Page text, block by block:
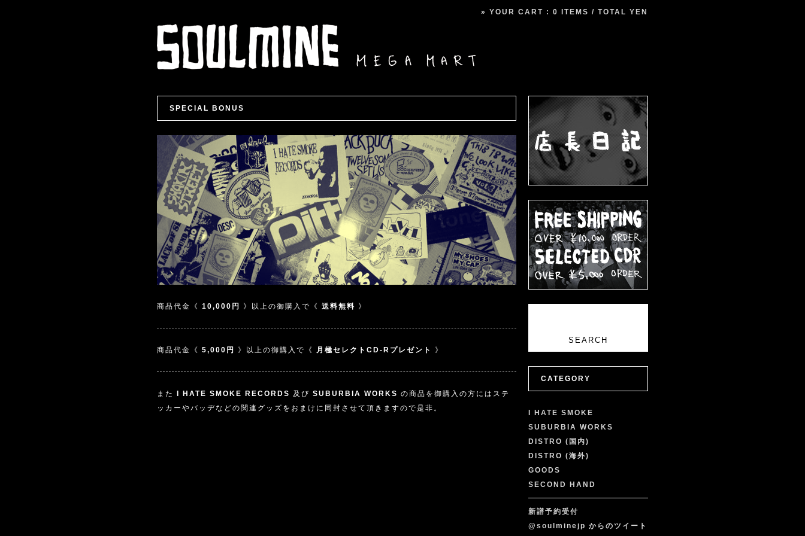
» YOUR CART : 0 ITEMS / TOTAL YEN
SPECIAL BONUS
商品代金《 10,000円 》以上の御購入で《 送料無料 》
商品代金《 5,000円 》以上の御購入で《 月極セレクトCD-Rプレゼント 》
また I HATE SMOKE RECORDS 及び SUBURBIA WORKS の商品を御購入の方にはステ
ッカーやバッヂなどの関連グッズをおまけに同封させて頂きますので是非。
CATEGORY
I HATE SMOKE
SUBURBIA WORKS
DISTRO (国内)
DISTRO (海外)
GOODS
SECOND HAND
新譜予約受付
@soulminejp からのツイート